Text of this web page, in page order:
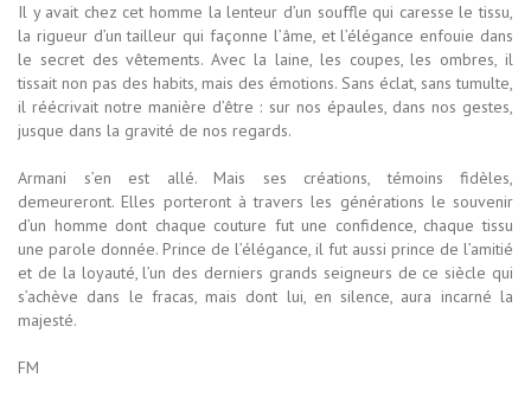
Il y avait chez cet homme la lenteur d’un souffle qui caresse le tissu,
la rigueur d’un tailleur qui façonne l’âme, et l’élégance enfouie dans
le secret des vêtements. Avec la laine, les coupes, les ombres, il
tissait non pas des habits, mais des émotions. Sans éclat, sans tumulte,
il réécrivait notre manière d’être : sur nos épaules, dans nos gestes,
jusque dans la gravité de nos regards.
Armani s’en est allé. Mais ses créations, témoins fidèles,
demeureront. Elles porteront à travers les générations le souvenir
d’un homme dont chaque couture fut une confidence, chaque tissu
une parole donnée. Prince de l’élégance, il fut aussi prince de l’amitié
et de la loyauté, l’un des derniers grands seigneurs de ce siècle qui
s’achève dans le fracas, mais dont lui, en silence, aura incarné la
majesté.
FM